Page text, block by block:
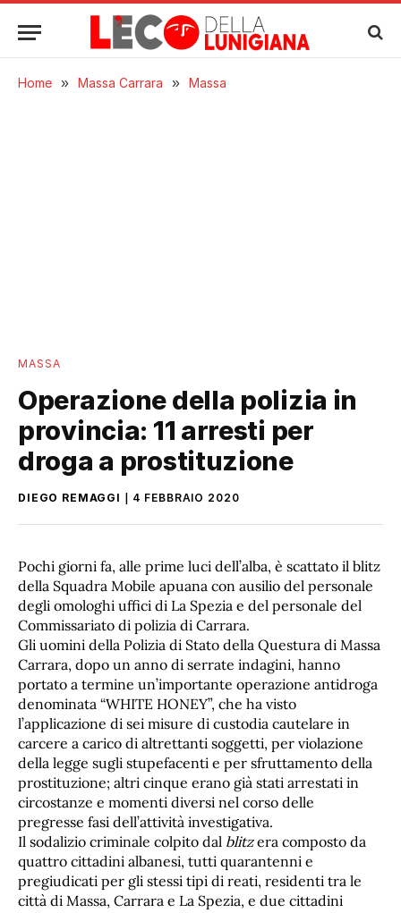
Home » Massa Carrara » Massa
MASSA
Operazione della polizia in
provincia: 11 arresti per
droga a prostituzione
DIEGO REMAGGI 4 FEBBRAIO 2020
Pochi giorni fa, alle prime luci dell’alba, è scattato il blitz
della Squadra Mobile apuana con ausilio del personale
degli omologhi uffici di La Spezia e del personale del
Commissariato di polizia di Carrara.
Gli uomini della Polizia di Stato della Questura di Massa
Carrara, dopo un anno di serrate indagini, hanno
portato a termine un’importante operazione antidroga
denominata “WHITE HONEY”, che ha visto
l’applicazione di sei misure di custodia cautelare in
carcere a carico di altrettanti soggetti, per violazione
della legge sugli stupefacenti e per sfruttamento della
prostituzione; altri cinque erano già stati arrestati in
circostanze e momenti diversi nel corso delle
pregresse fasi dell’attività investigativa.
Il sodalizio criminale colpito dal blitzera composto da
quattro cittadini albanesi, tutti quarantenni e
pregiudicati per gli stessi tipi di reati, residenti tra le
città di Massa, Carrara e La Spezia, e due cittadini